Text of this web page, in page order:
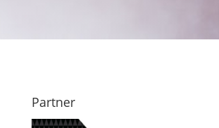
Partner